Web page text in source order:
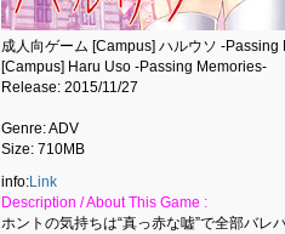
成人向ゲーム [Campus] ハルウソ -Passing
[Campus] Haru Uso -Passing Memories-
Release: 2015/11/27
Genre: ADV
Size: 710MB
info:Link
Description / About This Game :
ホントの気持ちは“真っ赤な嘘”で全部バレ